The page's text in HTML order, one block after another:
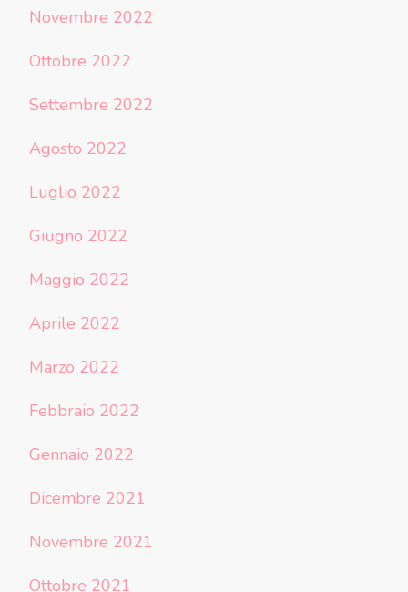
Novembre 2022
Ottobre 2022
Settembre 2022
Agosto 2022
Luglio 2022
Giugno 2022
Maggio 2022
Aprile 2022
Marzo 2022
Febbraio 2022
Gennaio 2022
Dicembre 2021
Novembre 2021
Ottobre 2021